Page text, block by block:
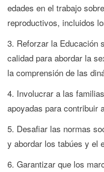
edades en el trabajo
reproductivos, incluidos
Reforzar la Educación
calidad para abordar la
la comprensión de las
Involucrar a las
apoyadas para contribuir
Desafiar las normas
y abordar los tabúes y el
Garantizar que los